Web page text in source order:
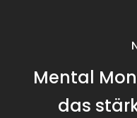
Mental
das